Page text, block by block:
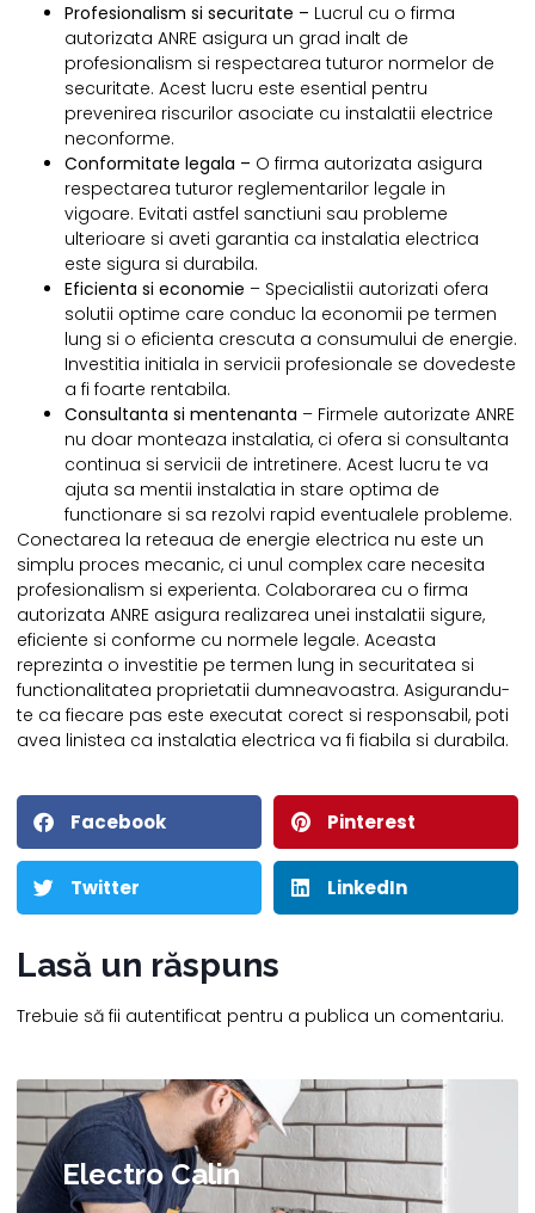
Profesionalism si securitate – Lucrul cu o firma
autorizata ANRE asigura un grad inalt de
profesionalism si respectarea tuturor normelor de
securitate. Acest lucru este esential pentru
prevenirea riscurilor asociate cu instalatii electrice
neconforme.
Conformitate legala – O firma autorizata asigura
respectarea tuturor reglementarilor legale in
vigoare. Evitati astfel sanctiuni sau probleme
ulterioare si aveti garantia ca instalatia electrica
este sigura si durabila.
Eficienta si economie – Specialistii autorizati ofera
solutii optime care conduc la economii pe termen
lung si o eficienta crescuta a consumului de energie.
Investitia initiala in servicii profesionale se dovedeste
a fi foarte rentabila.
Consultanta si mentenanta – Firmele autorizate ANRE
nu doar monteaza instalatia, ci ofera si consultanta
continua si servicii de intretinere. Acest lucru te va
ajuta sa mentii instalatia in stare optima de
functionare si sa rezolvi rapid eventualele probleme.
Conectarea la reteaua de energie electrica nu este un
simplu proces mecanic, ci unul complex care necesita
profesionalism si experienta. Colaborarea cu o firma
autorizata ANRE asigura realizarea unei instalatii sigure,
eficiente si conforme cu normele legale. Aceasta
reprezinta o investitie pe termen lung in securitatea si
functionalitatea proprietatii dumneavoastra. Asigurandu-
te ca fiecare pas este executat corect si responsabil, poti
avea linistea ca instalatia electrica va fi fiabila si durabila.
Facebook Pinterest
Twitter LinkedIn
Lasă un răspuns
Trebuie să fii autentificat pentru a publica un comentariu.
Electro Calin